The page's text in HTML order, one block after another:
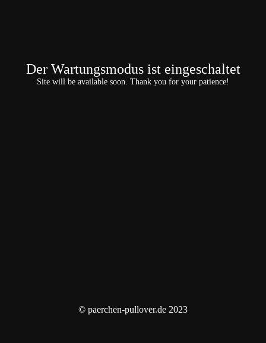
Der Wartungsmodus ist eingeschaltet
Site will be available soon. Thank you for your patience!
© paerchen-pullover.de 2023